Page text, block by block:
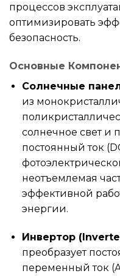
процессов
оптимизировать
безопасность.
Основные
Солнечные
из
солнечное свет и
постоянный ток
неотъемлемая
эффективной
энергии.
Инвертор
преобразует
переменный ток